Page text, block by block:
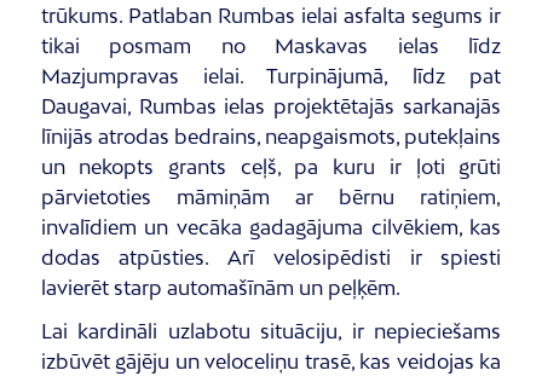
trūkums. Patlaban Rumbas ielai asfalta segums ir
tikai posmam no Maskavas ielas līdz
Mazjumpravas ielai. Turpinājumā, līdz pat
Daugavai, Rumbas ielas projektētajās sarkanajās
līnijās atrodas bedrains, neapgaismots, putekļains
un nekopts grants ceļš, pa kuru ir ļoti grūti
pārvietoties māmiņām ar bērnu ratiņiem,
invalīdiem un vecāka gadagājuma cilvēkiem, kas
dodas atpūsties. Arī velosipēdisti ir spiesti
lavierēt starp automašīnām un peļķēm.
Lai kardināli uzlabotu situāciju, ir nepieciešams
izbūvēt gājēju un veloceliņu trasē, kas veidojas ka